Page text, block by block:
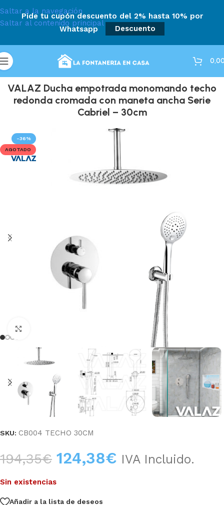
Saltar a la navegación
Saltar al contenido principal
Pide tu cupón descuento del 2% hasta 10% por
Whatsapp
Descuento
VALAZ Ducha empotrada monomando techo
redonda cromada con maneta ancha Serie
Cabriel – 30cm
-36%
AGOTADO
SKU: CB004 TECHO 30CM
194,35€ 124,38€ IVA Incluido.
Sin existencias
Añadir a la lista de deseos